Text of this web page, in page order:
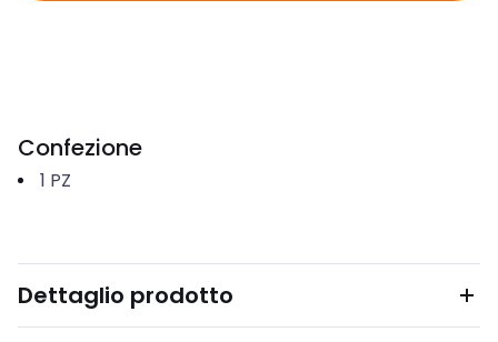
Confezione
1 PZ
Dettaglio prodotto